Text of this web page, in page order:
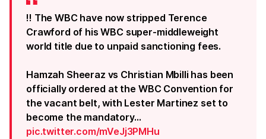
‼️ The WBC have now stripped Terence
Crawford of his WBC super-middleweight
world title due to unpaid sanctioning fees.
Hamzah Sheeraz vs Christian Mbilli has been
officially ordered at the WBC Convention for
the vacant belt, with Lester Martinez set to
become the mandatory…
pic.twitter.com/mVeJj3PMHu